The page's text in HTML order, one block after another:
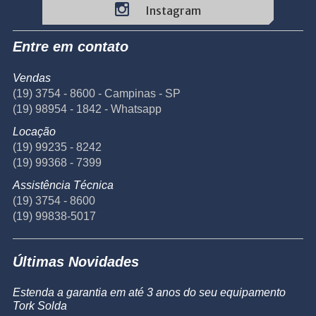
Instagram
Entre em contato
Vendas
(19) 3754 - 8600 - Campinas - SP
(19) 98954 - 1842 - Whatsapp
Locação
(19) 99235 - 8242
(19) 99368 - 7399
Assistência Técnica
(19) 3754 - 8600
(19) 99838-5017
Últimas Novidades
Estenda a garantia em até 3 anos do seu equipamento
Tork Solda